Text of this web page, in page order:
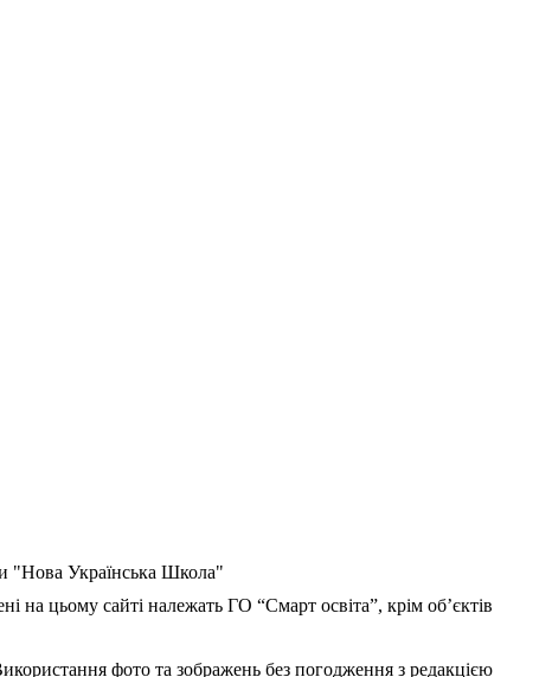
"Нова Українська Школа"
на цьому сайті належать ГО “Смарт освіта”, крім об’єктів
фото та зображень без погодження з редакцією